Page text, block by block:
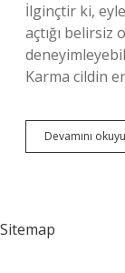
İlginçtir ki,
açtığı belirsiz
Karma cildin
Devamını
Sitemap